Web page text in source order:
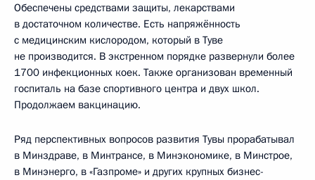
Обеспечены средствами защиты, лекарствами
в достаточном количестве. Есть напряжённость
с медицинским кислородом, который в Туве
не производится. В экстренном порядке развернули более
1700 инфекционных коек. Также организован временный
госпиталь на базе спортивного центра и двух школ.
Продолжаем вакцинацию.
Ряд перспективных вопросов развития Тувы прорабатывал
в Минздраве, в Минтрансе, в Минэкономике, в Минстрое,
в Минэнерго, в «Газпроме» и других крупных бизнес-